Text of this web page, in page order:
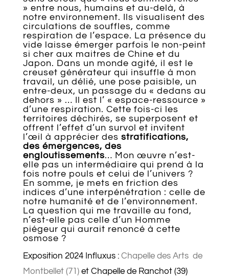
» entre nous, humains et au-delà, à
notre environnement. Ils visualisent des
circulations de souffles, comme
respiration de l’espace. La présence du
vide laisse émerger parfois le non-peint
si cher aux maitres de Chine et du
Japon. Dans un monde agité, il est le
creuset générateur qui insuffle à mon
travail, un délié, une pose paisible, un
entre-deux, un passage du « dedans au
dehors » … Il est l’ « espace-ressource »
d’une respiration. Cette fois-ci les
territoires déchirés, se superposent et
offrent l’effet d’un survol et invitent
l’œil à apprécier des stratifications,
des émergences, des
engloutissements… Mon œuvre n’est-
elle pas un intermédiaire qui prend à la
fois notre pouls et celui de l’univers ?
En somme, je mets en friction des
indices d’une interpénétration : celle de
notre humanité et de l’environnement.
La question qui me travaille au fond,
n’est-elle pas celle d’un Homme
piégeur qui aurait renoncé à cette
osmose ?
Exposition 2024 Influxus : Chapelle des Arts de
Montbellet (71)et Chapelle de Ranchot (39)